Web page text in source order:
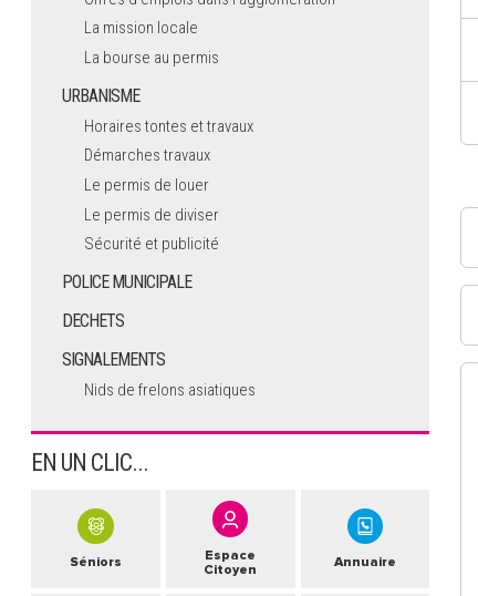
La mission locale
La bourse au permis
URBANISME
Horaires tontes et travaux
Démarches travaux
Le permis de louer
Le permis de diviser
Sécurité et publicité
POLICE MUNICIPALE
DECHETS
SIGNALEMENTS
Nids de frelons asiatiques
EN UN CLIC...
Séniors
Espace
Citoyen
Annuaire